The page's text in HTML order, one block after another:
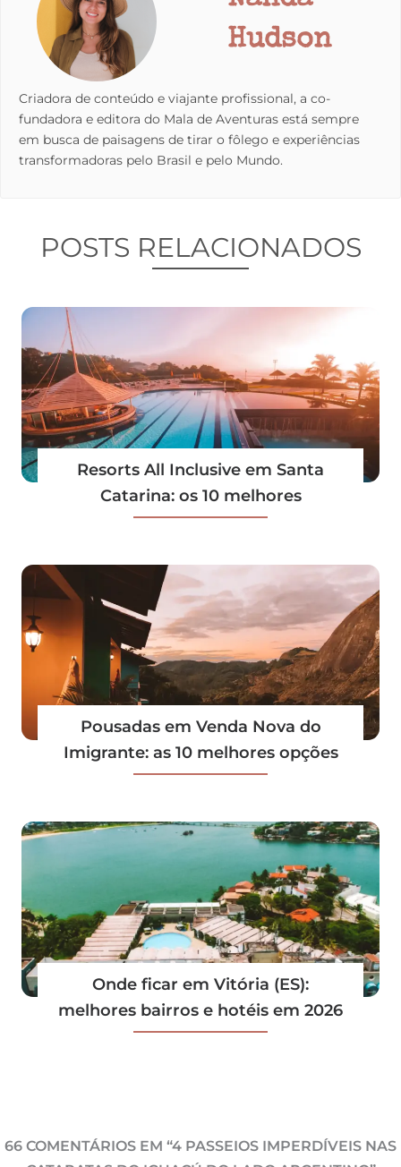
Hudson
Criadora de conteúdo e viajante profissional, a co-
fundadora e editora do Mala de Aventuras está sempre
em busca de paisagens de tirar o fôlego e experiências
transformadoras pelo Brasil e pelo Mundo.
POSTS RELACIONADOS
Resorts All Inclusive em Santa
Catarina: os 10 melhores
Pousadas em Venda Nova do
Imigrante: as 10 melhores opções
Onde ficar em Vitória (ES):
melhores bairros e hotéis em 2026
66 COMENTÁRIOS EM “4 PASSEIOS IMPERDÍVEIS NAS